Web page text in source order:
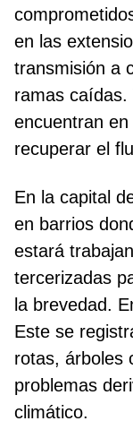
en las
transmisión a
ramas caídas.
encuentran
recuperar el
En la capital
en barrios
estará
tercerizadas
la brevedad.
Este se
rotas, árboles
problemas
climático.